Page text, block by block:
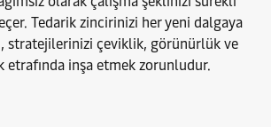
Tedarik zincirinizi her yeni dalgaya
stratejilerinizi çeviklik, görünürlük ve
etrafında inşa etmek zorunludur.